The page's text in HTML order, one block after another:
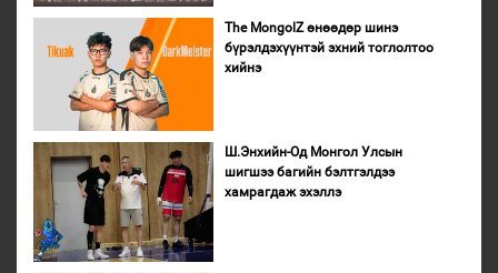
The MongolZ өнөөдөр шинэ
бүрэлдэхүүнтэй эхний тоглолтоо
хийнэ
Ш.Энхийн-Од Монгол Улсын
шигшээ багийн бэлтгэлдээ
хамрагдаж эхэллэ